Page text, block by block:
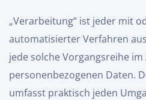
„Verarbeitung“ ist jeder mit
automatisierter Verfahren
jede solche Vorgangsreihe
personenbezogenen Daten.
umfasst praktisch jeden